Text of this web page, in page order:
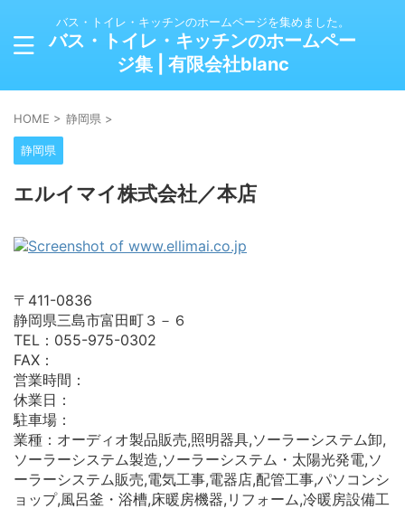
バス・トイレ・キッチンのホームページを集めました。
バス・トイレ・キッチンのホームペー
ジ集 | 有限会社blanc
HOME > 静岡県 >
静岡県
エルイマイ株式会社／本店
〒411-0836
静岡県三島市富田町３－６
TEL：055-975-0302
FAX：
営業時間：
休業日：
駐車場：
業種：オーディオ製品販売,照明器具,ソーラーシステム卸,
ソーラーシステム製造,ソーラーシステム・太陽光発電,ソ
ーラーシステム販売,電気工事,電器店,配管工事,パソコンシ
ョップ,風呂釜・浴槽,床暖房機器,リフォーム,冷暖房設備工